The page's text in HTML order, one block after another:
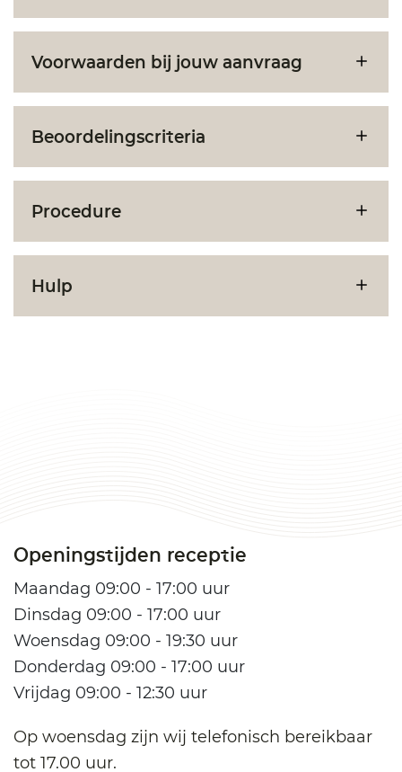
Voorwaarden bij jouw aanvraag
Beoordelingscriteria
Procedure
Hulp
Openingstijden receptie
Maandag 09:00 - 17:00 uur
Dinsdag 09:00 - 17:00 uur
Woensdag 09:00 - 19:30 uur
Donderdag 09:00 - 17:00 uur
Vrijdag 09:00 - 12:30 uur
Op woensdag zijn wij telefonisch bereikbaar
tot 17.00 uur.